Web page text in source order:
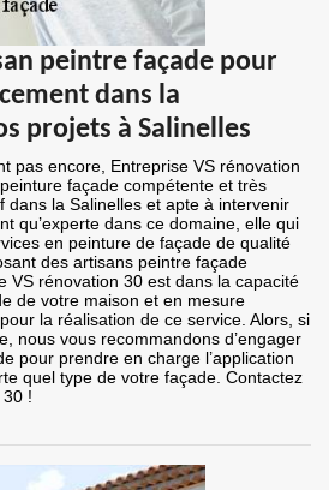
peintre façade pour
dans la
projets à Salinelles
pas encore, Entreprise VS rénovation
façade compétente et très
dans la Salinelles et apte à intervenir
qu’experte dans ce domaine, elle qui
en peinture de façade de qualité
des artisans peintre façade
VS rénovation 30 est dans la capacité
de votre maison et en mesure
la réalisation de ce service. Alors, si
nous vous recommandons d’engager
pour prendre en charge l’application
quel type de votre façade. Contactez
!